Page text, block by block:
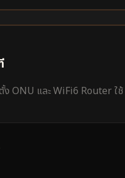
ONU และ WiFi6 Router ใช้